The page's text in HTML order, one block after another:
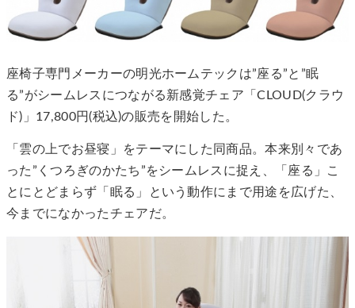
座椅子専門メーカーの明光ホームテックは”座る”と”眠
る”がシームレスにつながる新感覚チェア「CLOUD(クラウ
ド)」17,800円(税込)の販売を開始した。
「雲の上でお昼寝」をテーマにした同商品。本来別々であ
った”くつろぎのかたち”をシームレスに捉え、「座る」こ
とにとどまらず「眠る」という動作にまで用途を広げた、
今までになかったチェアだ。